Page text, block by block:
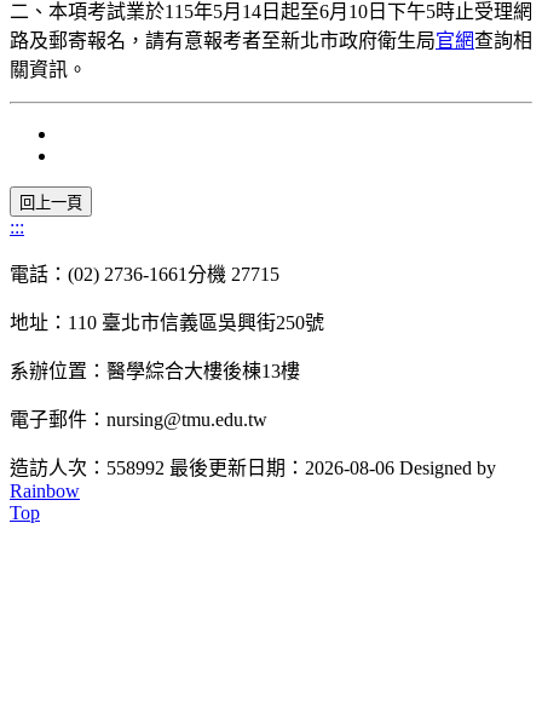
二、本項考試業於115年5月14日起至6月10日下午5時止受理網
路及郵寄報名，請有意報考者至新北市政府衛生局官網查詢相
關資訊。
:::
電話：(02) 2736-1661分機 27715
地址：110 臺北市信義區吳興街250號
系辦位置：醫學綜合大樓後棟13樓
電子郵件：nursing@tmu.edu.tw
造訪人次：558992 最後更新日期：2026-08-06 Designed by
Rainbow
Top